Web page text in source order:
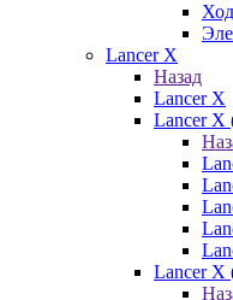
Lancer X
Назад
Lancer X
Lancer X
Lancer X